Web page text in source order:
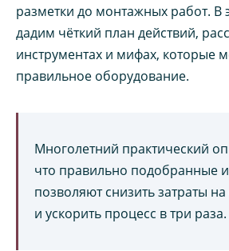
разметки до монтажных работ. В
дадим чёткий план действий,
инструментах и мифах, которые
правильное оборудование.
Многолетний практический
что правильно подобранные
позволяют снизить затраты
и ускорить процесс в три раза.